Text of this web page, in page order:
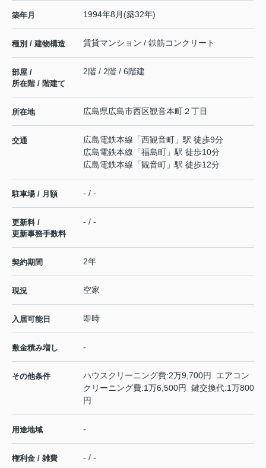
築年月 1994年8月(築32年)
種別 / 建物構造 賃貸マンション / 鉄筋コンクリート
部屋 /
所在階 / 階建て
2階 / 2階 / 6階建
所在地 広島県広島市西区観音本町２丁目
交通 広島電鉄本線 「西観音町 」駅 徒歩9分
広島電鉄本線 「福島町 」駅 徒歩10分
広島電鉄本線 「観音町 」駅 徒歩12分
駐車場 / 月額 - / -
更新料 /
更新事務手数料
- / -
契約期間 2年
現況 空家
入居可能日 即時
敷金積み増し -
その他条件
ハウスクリーニング費:2万9,700円 エアコン
クリーニング費:1万6,500円 鍵交換代:1万800
円
用途地域 -
権利金 / 雑費 - / -